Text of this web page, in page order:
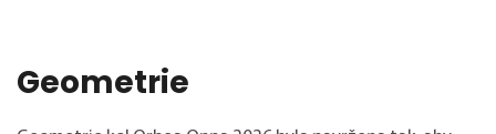
Geometrie